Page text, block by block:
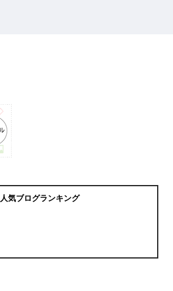
人気ブログランキング